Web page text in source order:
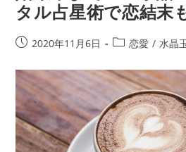
し
か
し
て…
の
人？」
あ
な
た
タル占星術で恋結末
投
公
開
日:
2020年11月6日
投
カ
テ
ゴ
リ
ー:
恋愛 / 水晶